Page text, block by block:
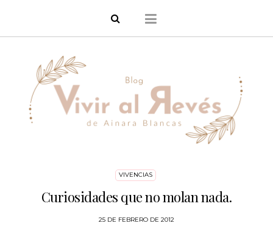
VIVENCIAS
Curiosidades que no molan nada.
25 DE FEBRERO DE 2012